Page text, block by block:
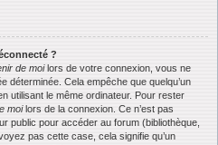
?
de moilors de votre connexion, vous ne
déterminée. Cela empêche que quelqu’un
utilisant le même ordinateur. Pour rester
moilors de la connexion. Ce n’est pas
public pour accéder au forum (bibliothèque,
pas cette case, cela signifie qu’un